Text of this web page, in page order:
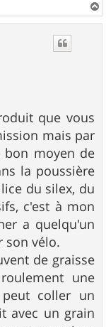
a
que vous
mais par
moyen de
la poussière
du silex, du
c'est à mon
a quelqu'un
son vélo.
de graisse
une
coller un
avec un grain